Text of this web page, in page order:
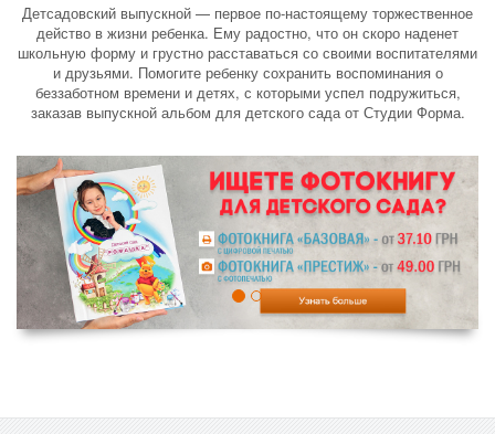
Детсадовский выпускной — первое по-настоящему торжественное
действо в жизни ребенка. Ему радостно, что он скоро наденет
школьную форму и грустно расставаться со своими воспитателями
и друзьями. Помогите ребенку сохранить воспоминания о
беззаботном времени и детях, с которыми успел подружиться,
заказав выпускной альбом для детского сада от Студии Форма.